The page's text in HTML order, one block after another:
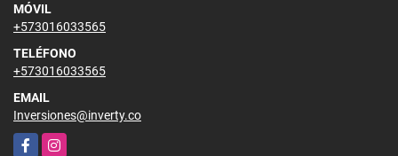
MÓVIL
+573016033565
TELÉFONO
+573016033565
EMAIL
Inversiones@inverty.co
FacebookInstagram